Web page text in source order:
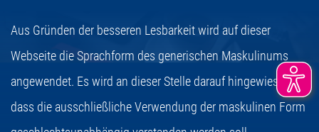
Aus Gründen der besseren Lesbarkeit wird auf dieser
Webseite die Sprachform des generischen Maskulinums
angewendet. Es wird an dieser Stelle darauf hingewiesen,
dass die ausschließliche Verwendung der maskulinen Form